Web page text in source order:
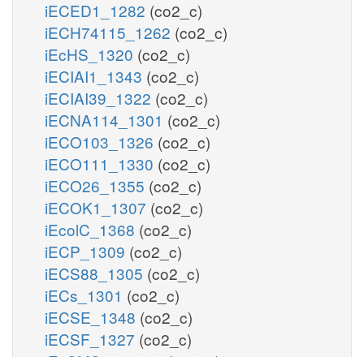
iECED1_1282 (co2_c)
iECH74115_1262 (co2_c)
iEcHS_1320 (co2_c)
iECIAI1_1343 (co2_c)
iECIAI39_1322 (co2_c)
iECNA114_1301 (co2_c)
iECO103_1326 (co2_c)
iECO111_1330 (co2_c)
iECO26_1355 (co2_c)
iECOK1_1307 (co2_c)
iEcolC_1368 (co2_c)
iECP_1309 (co2_c)
iECS88_1305 (co2_c)
iECs_1301 (co2_c)
iECSE_1348 (co2_c)
iECSF_1327 (co2_c)